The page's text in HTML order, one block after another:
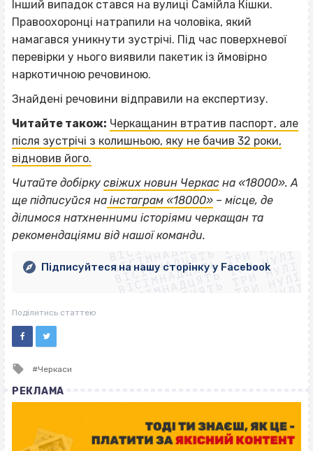
Інший випадок стався на вулиці Самійла Кішки.
Правоохоронці натрапили на чоловіка, який
намагався уникнути зустрічі. Під час поверхневої
перевірки у нього виявили пакетик із ймовірно
наркотичною речовиною.
Знайдені речовини відправили на експертизу.
Читайте також: Черкащанин втратив паспорт, але
після зустрічі з колишньою, яку не бачив 32 роки,
відновив його.
Читайте добірку свіжих новин Черкас на «18000». А
ще підписуйся на інстаграм «18000» – місце, де
ділимося натхненними історіями черкащан та
рекомендаціями від нашої команди.
ВІСІМНАДЦЯТЬ ТРИ НУЛІ
ВІСІМНАДЦЯТЬ ТРИ НУЛІ
ВІСІМНАДЦЯТЬ ТРИ НУЛІ
ВІСІМНАДЦЯТЬ ТРИ НУЛІ
ВІСІМНАДЦЯТЬ ТРИ НУЛІ
ВІСІМНАДЦЯТЬ ТРИ НУЛІ
ВІСІМНАДЦЯТЬ ТРИ НУЛІ
ВІСІМНАДЦЯТЬ ТРИ НУЛІ
Підписуйтеся на нашу сторінку у Facebook
Поділитись статтею
Tagged
Черкаси
РЕКЛАМА